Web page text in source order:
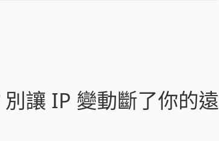
別讓 IP 變動斷了你的遠